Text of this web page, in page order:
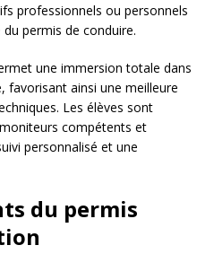
professionnels ou personnels
permis de conduire.
une immersion totale dans
favorisant ainsi une meilleure
Les élèves sont
compétents et
personnalisé et une
du permis